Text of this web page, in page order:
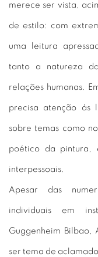
merece ser vista,
de estilo: com
uma leitura
tanto a natureza
relações humanas.
precisa atenção às
sobre temas como
poético da pintura,
interpessoais.
Apesar das
individuais em
Guggenheim Bilbao,
ser tema de